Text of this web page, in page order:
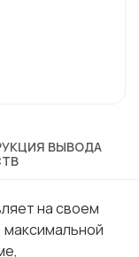
ВЫВОДА
на своем
максимальной